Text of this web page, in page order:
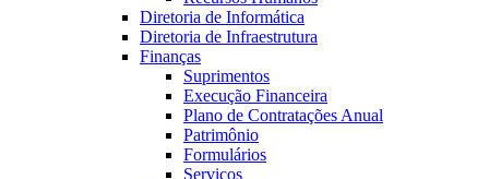
Diretoria de Informática
Diretoria de Infraestrutura
Finanças
Suprimentos
Execução Financeira
Plano de Contratações Anual
Patrimônio
Formulários
Serviços